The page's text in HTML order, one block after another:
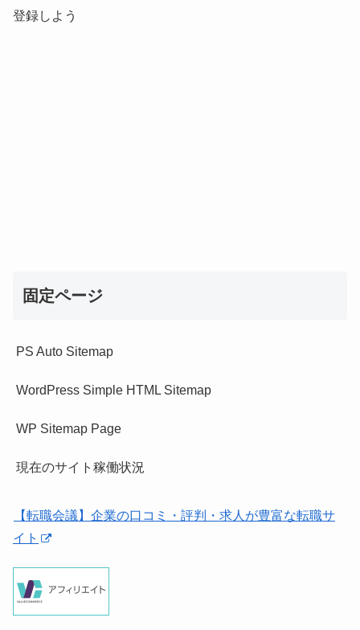
登録しよう
固定ページ
PS Auto Sitemap
WordPress Simple HTML Sitemap
WP Sitemap Page
現在のサイト稼働状況
【転職会議】企業の口コミ・評判・求人が豊富な転職サ
イト